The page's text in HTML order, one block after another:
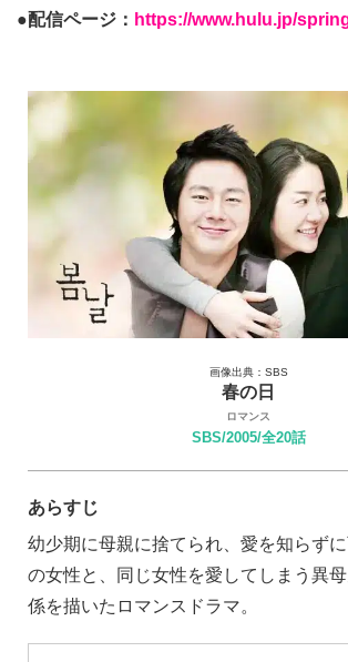
●配信ページ： https://www.hulu.jp/
画像出典：SBS
春の日
ロマンス
SBS/2005/全20話
あらすじ
幼少期に母親に捨てられ、愛を知らず
の女性と、同じ女性を愛してしまう異
係を描いたロマンスドラマ。